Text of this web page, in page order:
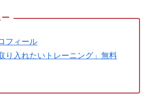
フィール
り入れたいトレーニング」無料